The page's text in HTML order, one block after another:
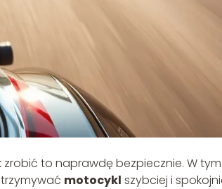
to naprawdę bezpiecznie. W tym
motocykl szybciej i